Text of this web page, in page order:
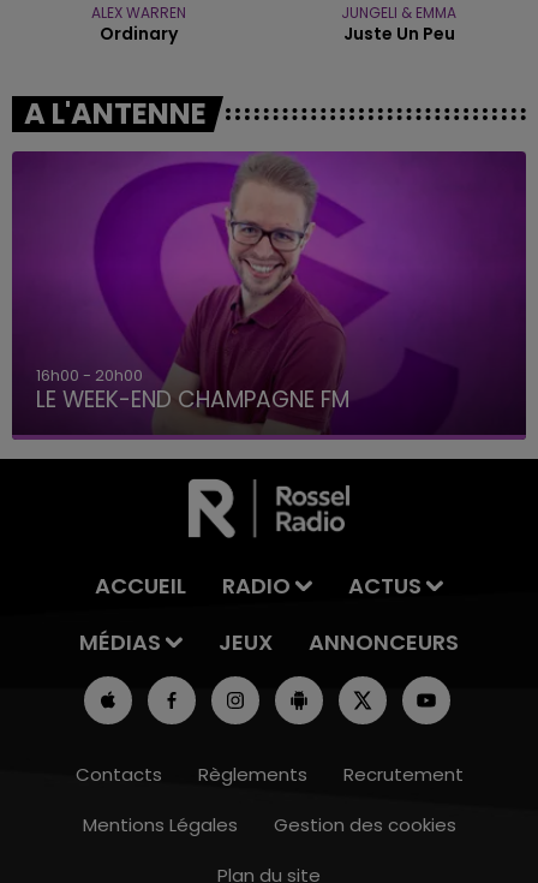
ALEX WARREN
Ordinary
JUNGELI & EMMA
Juste Un Peu
A L'ANTENNE
16h00 - 20h00
LE WEEK-END CHAMPAGNE FM
ACCUEIL RADIO
ACTUS
MÉDIAS
JEUX ANNONCEURS
Contacts Règlements
Recrutement
Mentions Légales
Gestion des cookies
Plan du site